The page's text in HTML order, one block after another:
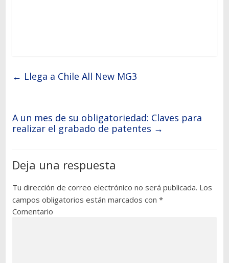
← Llega a Chile All New MG3
A un mes de su obligatoriedad: Claves para
realizar el grabado de patentes →
Deja una respuesta
Tu dirección de correo electrónico no será publicada. Los
campos obligatorios están marcados con *
Comentario